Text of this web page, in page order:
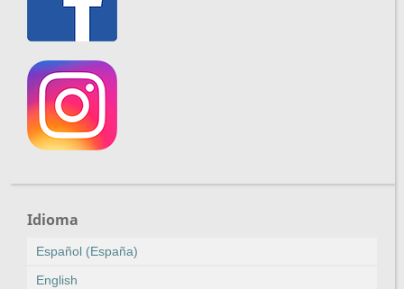
Idioma
Español (España)
English